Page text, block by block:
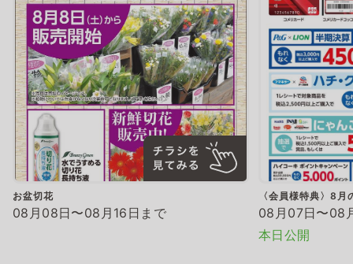
お盆切花
08月08日〜08月16日まで
〈会員様特典〉8
08月07日〜08
本日公開